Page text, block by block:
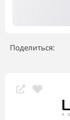
Поделиться: